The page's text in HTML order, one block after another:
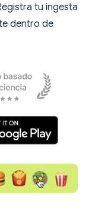
tu ingesta
dentro de